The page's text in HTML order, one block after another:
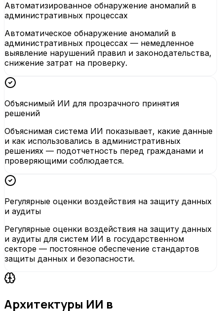
Автоматизированное обнаружение аномалий в
административных процессах
Автоматическое обнаружение аномалий в
административных процессах — немедленное
выявление нарушений правил и законодательства,
снижение затрат на проверку.
Объяснимый ИИ для прозрачного принятия
решений
Объяснимая система ИИ показывает, какие данные
и как использовались в административных
решениях — подотчетность перед гражданами и
проверяющими соблюдается.
Регулярные оценки воздействия на защиту данных
и аудиты
Регулярные оценки воздействия на защиту данных
и аудиты для систем ИИ в государственном
секторе — постоянное обеспечение стандартов
защиты данных и безопасности.
Архитектуры ИИ в